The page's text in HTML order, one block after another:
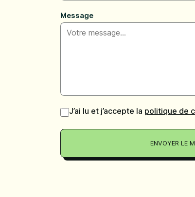
Message
J’ai lu et j’accepte la politique de
ENVOYER LE